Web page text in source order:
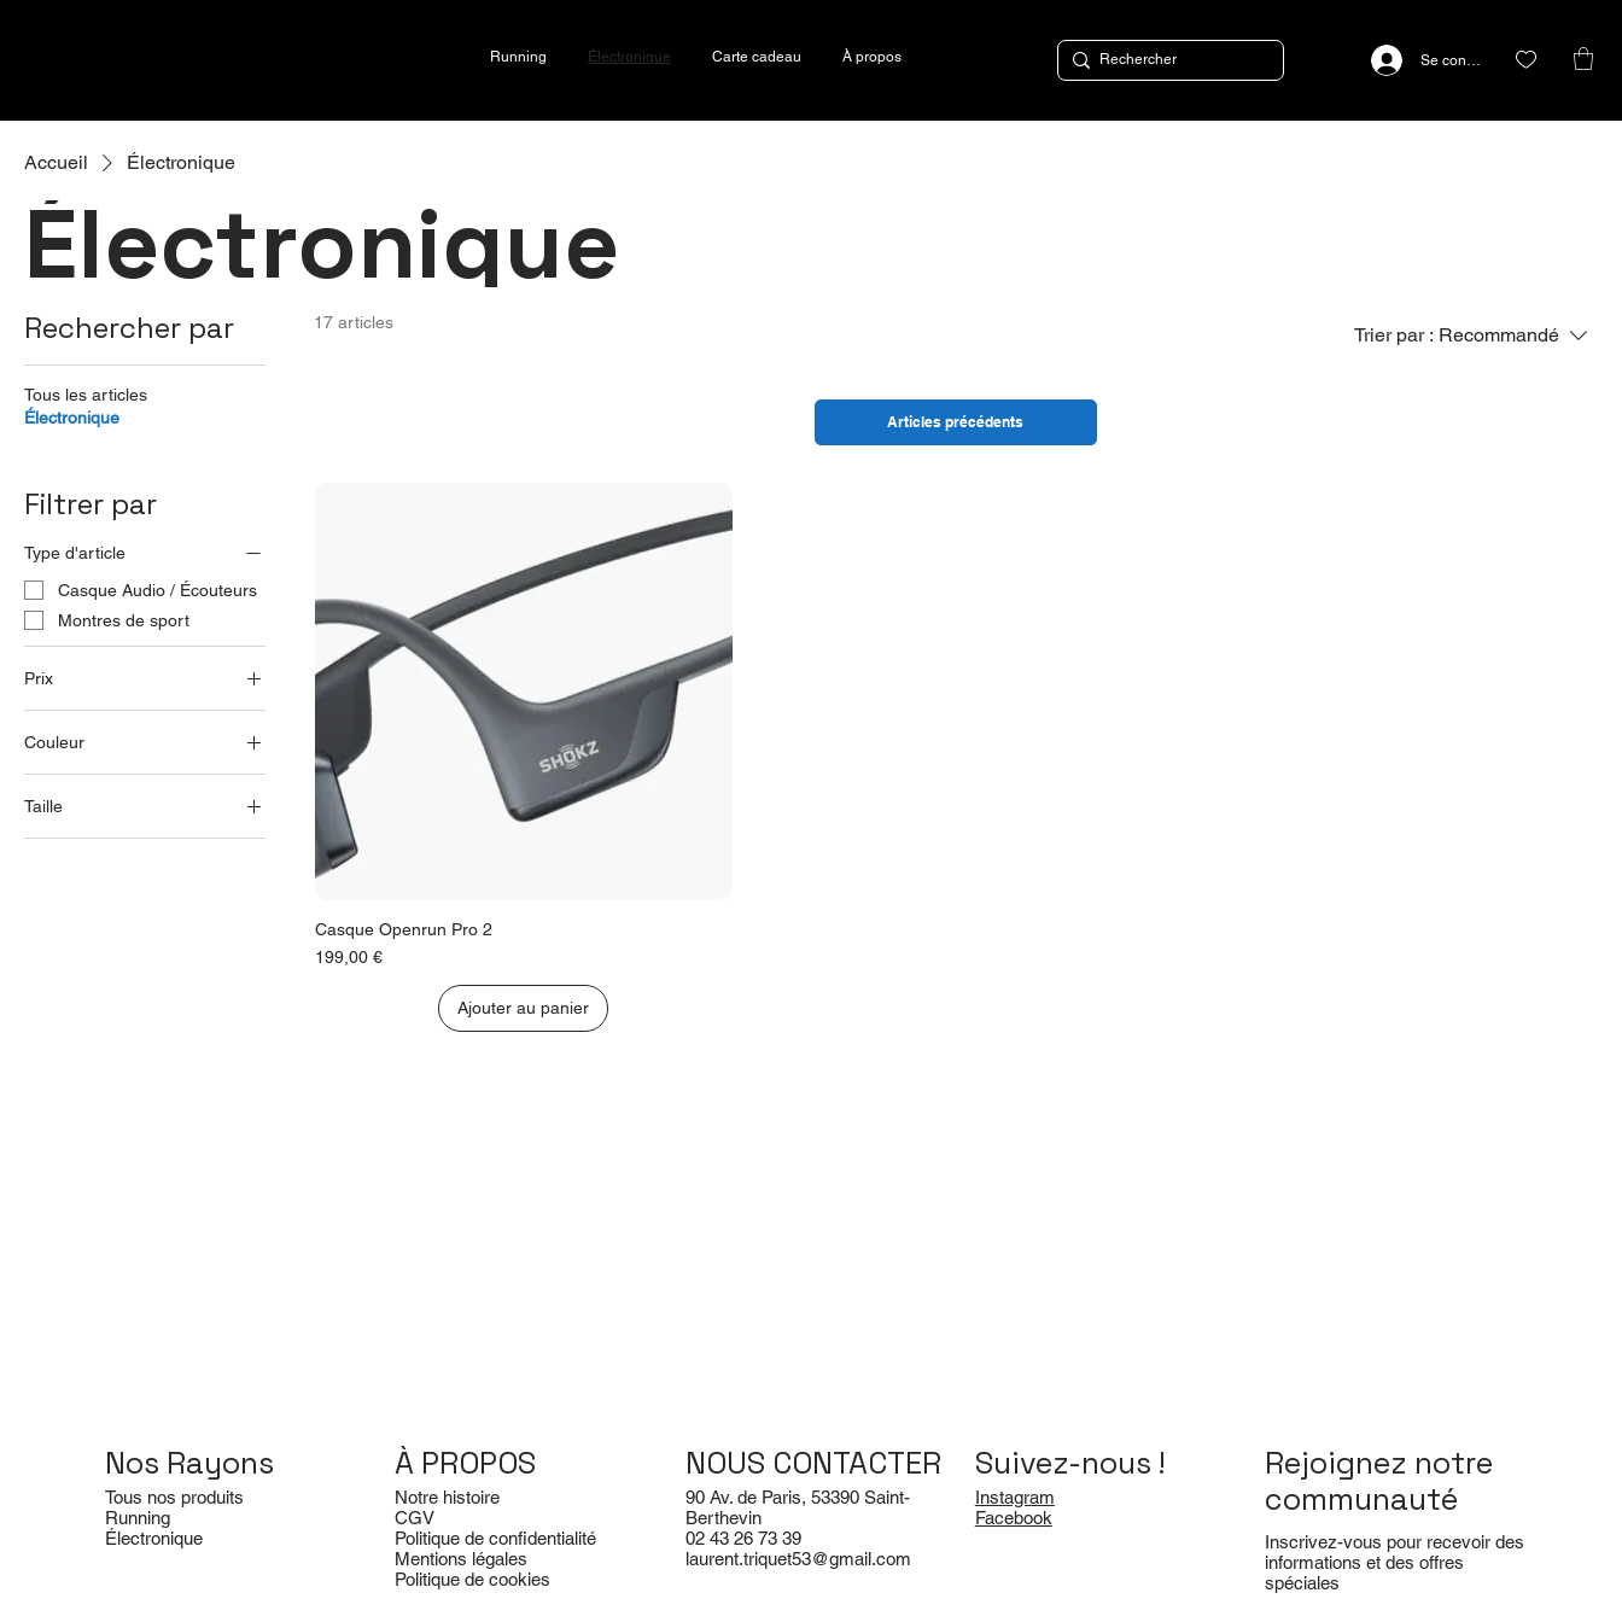
Running Électronique Carte cadeau À propos Se connecter
Accueil Électronique
Électronique
Rechercher par
Tous les articles
Électronique
Filtrer par
Type d'article
Casque Audio / Écouteurs
Montres de sport
Prix
39 € 750 €
Couleur
Taille
M/XXL
17 articles
Trier par : Recommandé
Articles précédents
Casque Openrun Pro 2
Prix
199,00 €
Ajouter au panier
Nos Rayons
Tous nos produits
Running
Électronique
À PROPOS
Notre histoire
CGV
Politique de confidentialité
Mentions légales
Politique de cookies
NOUS CONTACTER
90 Av. de Paris, 53390 Saint-
Berthevin
02 43 26 73 39
laurent.triquet53@gmail.com
Suivez-nous !
Instagram
Facebook
Rejoignez notre
communauté
Inscrivez-vous pour recevoir des
informations et des offres
spéciales